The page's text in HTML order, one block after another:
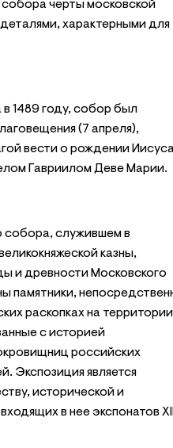
черты московской
характерными для
в 1489 году, собор был
(7 апреля),
вести о рождении
Гавриилом Деве Марии.
собора, служившем в
казны,
и древности Московского
памятники,
раскопках на территории
с историей
российских
Экспозиция является
исторической и
в нее экспонатов